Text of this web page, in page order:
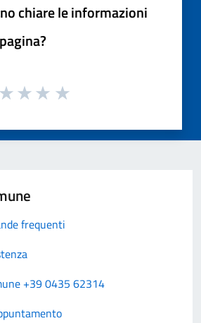
chiare le informazioni
frequenti
+39 0435 62314